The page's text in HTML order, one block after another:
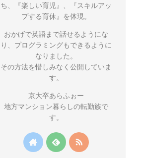
ち、『楽しい育児』、『スキルアッ
プする育休』を体現。
おかげで英語まで話せるようにな
り、プログラミングもできるように
なりました。
その方法を惜しみなく公開していま
す。
京大卒あらふぉー
地方マンション暮らしの転勤族で
す。